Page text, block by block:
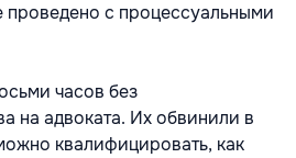
проведено с процессуальными
часов без
на адвоката. Их обвинили в
квалифицировать, как